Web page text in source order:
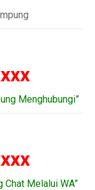
Menghubungi”
Chat Melalui WA”